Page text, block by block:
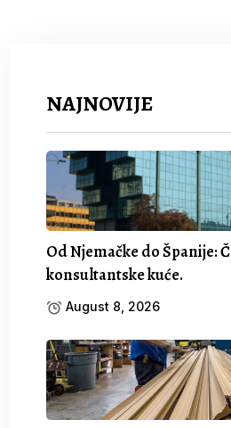
NAJNOVIJE
Od Njemačke do Španije:
konsultantske kuće.
August 8, 2026